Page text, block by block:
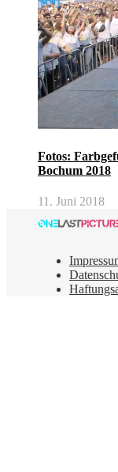
Fotos:
Bochum 2018
11. Juni 2018